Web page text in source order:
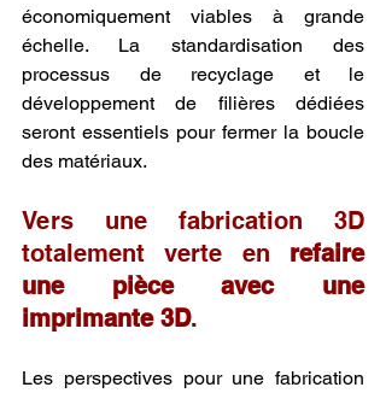
économiquement viables à grande
échelle. La standardisation des
processus de recyclage et le
développement de filières dédiées
seront essentiels pour fermer la boucle
des matériaux.
Vers une fabrication 3D
totalement verte en refaire
une pièce avec une
imprimante 3D.
Les perspectives pour une fabrication